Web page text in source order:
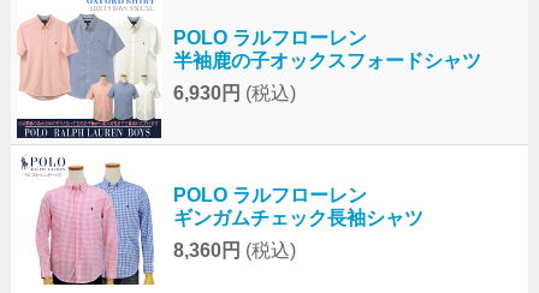
POLO ラルフローレン
半袖鹿の子オックスフォードシャツ
6,930円 (税込)
POLO ラルフローレン
ギンガムチェック長袖シャツ
8,360円 (税込)